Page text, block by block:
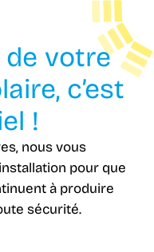
de votre
c’est
!
nous vous
pour que
à produire
sécurité.